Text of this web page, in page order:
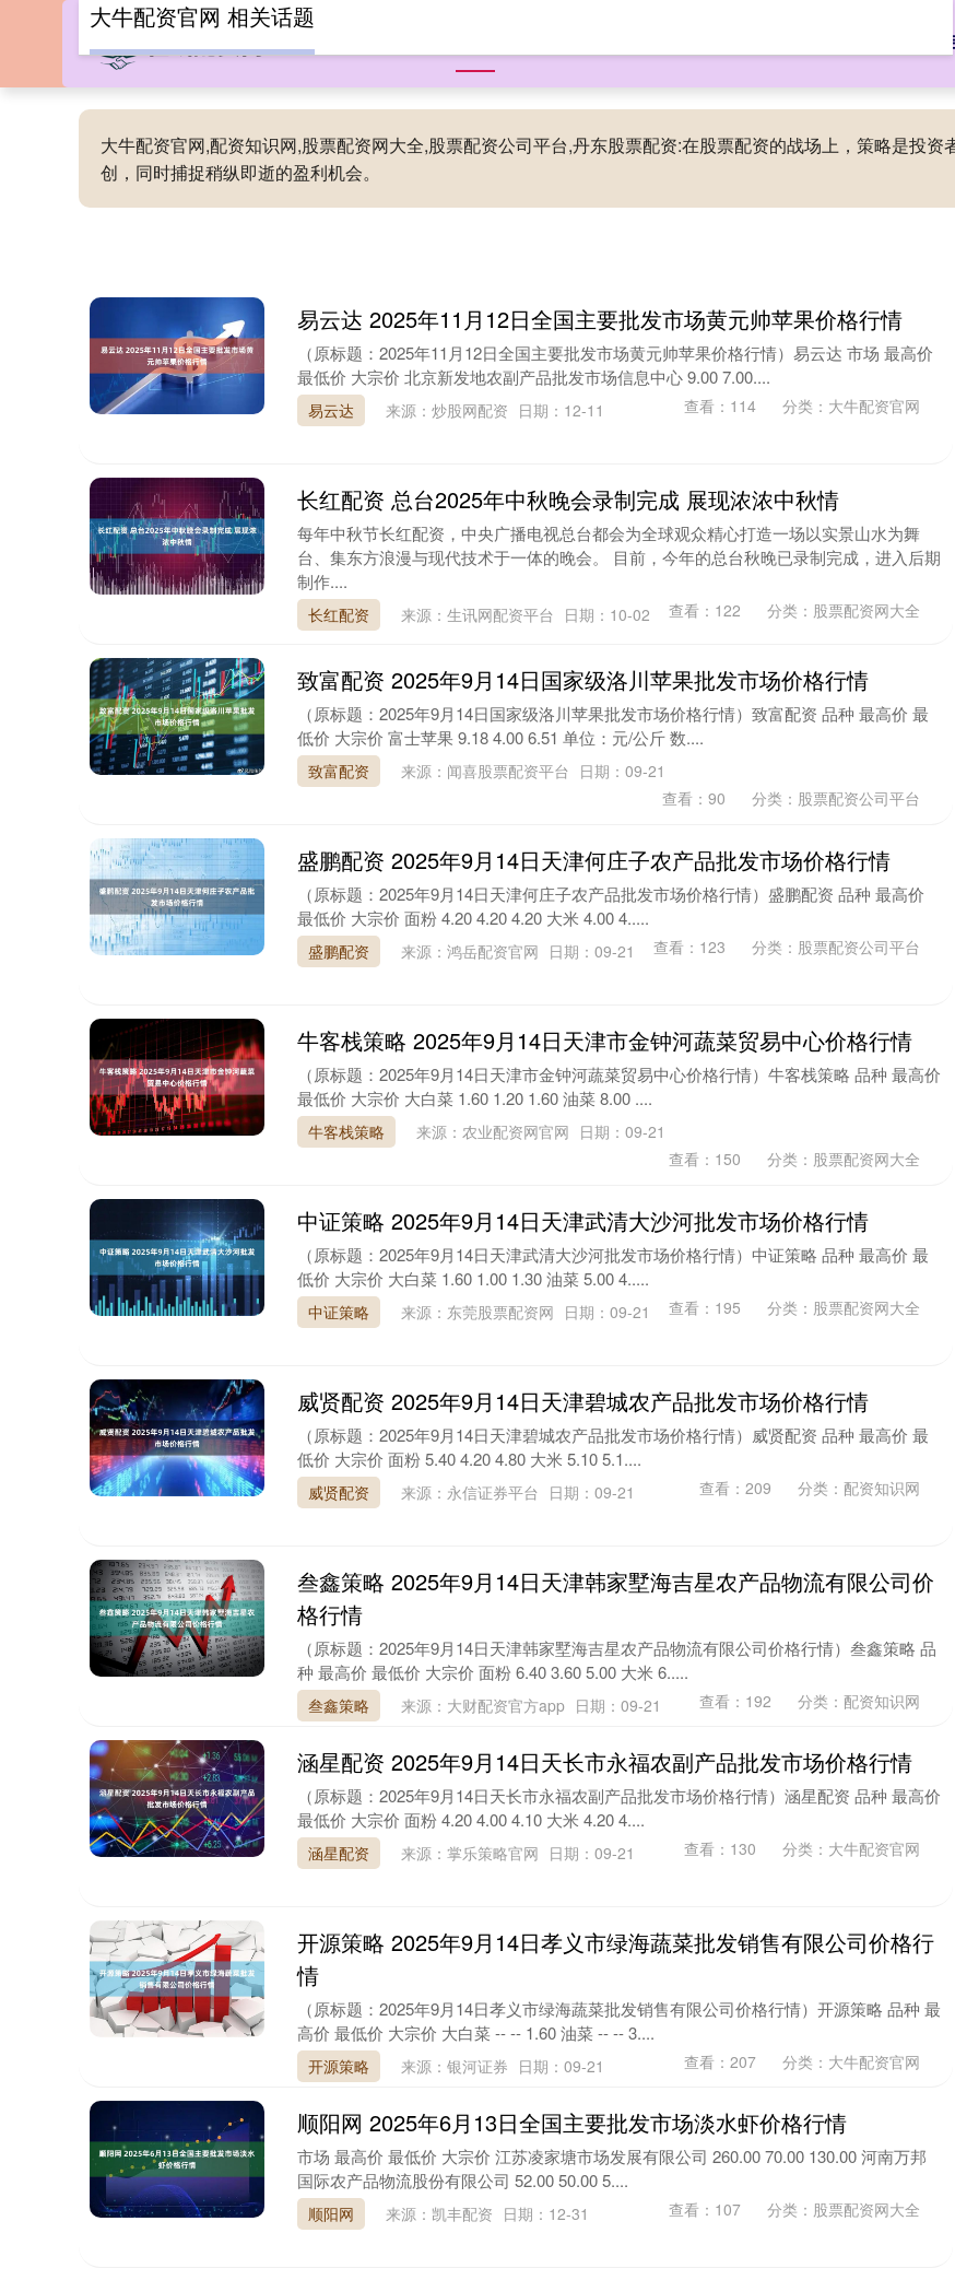
股票配资
大牛配资官网,配资知识网,股票配资网大全,股票配资公司平台,丹东股票配资:在股票配资的战场上，策略是投
创，同时捕捉稍纵即逝的盈利机会。
大牛配资官网 相关话题
易云达 2025年11月12日全国主要批发市场黄元帅苹果价格行情
（原标题：2025年11月12日全国主要批发市场黄元帅苹果价格行情）易云达 市场 最高价
最低价 大宗价 北京新发地农副产品批发市场信息中心 9.00 7.00....
易云达 来源：炒股网配资 日期：12-11 查看： 114 分类： 大牛配资官网
长红配资 总台2025年中秋晚会录制完成 展现浓浓中秋情
每年中秋节长红配资，中央广播电视总台都会为全球观众精心打造一场以实景山水为舞
台、集东方浪漫与现代技术于一体的晚会。 目前，今年的总台秋晚已录制完成，进入后期
制作....
长红配资 来源：生讯网配资平台 日期：10-02 查看： 122 分类： 股票配资网大全
致富配资 2025年9月14日国家级洛川苹果批发市场价格行情
（原标题：2025年9月14日国家级洛川苹果批发市场价格行情）致富配资 品种 最高价 最
低价 大宗价 富士苹果 9.18 4.00 6.51 单位：元/公斤 数....
致富配资 来源：闻喜股票配资平台 日期：09-21
查看： 90 分类： 股票配资公司平台
盛鹏配资 2025年9月14日天津何庄子农产品批发市场价格行情
（原标题：2025年9月14日天津何庄子农产品批发市场价格行情）盛鹏配资 品种 最高价
最低价 大宗价 面粉 4.20 4.20 4.20 大米 4.00 4.....
盛鹏配资 来源：鸿岳配资官网 日期：09-21 查看： 123 分类： 股票配资公司平台
牛客栈策略 2025年9月14日天津市金钟河蔬菜贸易中心价格行情
（原标题：2025年9月14日天津市金钟河蔬菜贸易中心价格行情）牛客栈策略 品种 最高价
最低价 大宗价 大白菜 1.60 1.20 1.60 油菜 8.00 ....
牛客栈策略 来源：农业配资网官网 日期：09-21
查看： 150 分类： 股票配资网大全
中证策略 2025年9月14日天津武清大沙河批发市场价格行情
（原标题：2025年9月14日天津武清大沙河批发市场价格行情）中证策略 品种 最高价 最
低价 大宗价 大白菜 1.60 1.00 1.30 油菜 5.00 4.....
中证策略 来源：东莞股票配资网 日期：09-21 查看： 195 分类： 股票配资网大全
威贤配资 2025年9月14日天津碧城农产品批发市场价格行情
（原标题：2025年9月14日天津碧城农产品批发市场价格行情）威贤配资 品种 最高价 最
低价 大宗价 面粉 5.40 4.20 4.80 大米 5.10 5.1....
威贤配资 来源：永信证券平台 日期：09-21 查看： 209 分类： 配资知识网
叁鑫策略 2025年9月14日天津韩家墅海吉星农产品物流有限公司价
格行情
（原标题：2025年9月14日天津韩家墅海吉星农产品物流有限公司价格行情）叁鑫策略 品
种 最高价 最低价 大宗价 面粉 6.40 3.60 5.00 大米 6.....
叁鑫策略 来源：大财配资官方app 日期：09-21 查看： 192 分类： 配资知识网
涵星配资 2025年9月14日天长市永福农副产品批发市场价格行情
（原标题：2025年9月14日天长市永福农副产品批发市场价格行情）涵星配资 品种 最高价
最低价 大宗价 面粉 4.20 4.00 4.10 大米 4.20 4....
涵星配资 来源：掌乐策略官网 日期：09-21 查看： 130 分类： 大牛配资官网
开源策略 2025年9月14日孝义市绿海蔬菜批发销售有限公司价格行
情
（原标题：2025年9月14日孝义市绿海蔬菜批发销售有限公司价格行情）开源策略 品种 最
高价 最低价 大宗价 大白菜 -- -- 1.60 油菜 -- -- 3....
开源策略 来源：银河证券 日期：09-21 查看： 207 分类： 大牛配资官网
顺阳网 2025年6月13日全国主要批发市场淡水虾价格行情
市场 最高价 最低价 大宗价 江苏凌家塘市场发展有限公司 260.00 70.00 130.00 河南万邦
国际农产品物流股份有限公司 52.00 50.00 5....
顺阳网 来源：凯丰配资 日期：12-31 查看： 107 分类： 股票配资网大全
创业板指 3515.56 -19.58 -0.55% 基金指数 7229.80 -1.63 -0.02%